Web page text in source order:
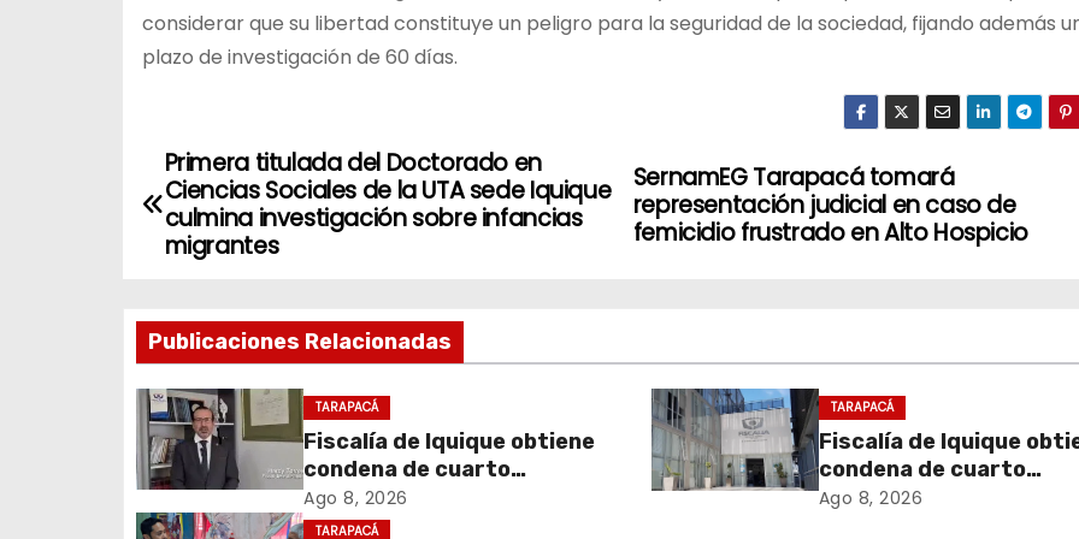
considerar que su libertad constituye un peligro para la seguridad de la sociedad, fijando además
plazo de investigación de 60 días.
N
a
e
g
a
c
i
SernamEG Tarapacá tomará
representación judicial en caso de
femicidio frustrado en Alto Hospicio
Primera titulada del Doctorado en
Ciencias Sociales de la UTA sede Iquique
culmina investigación sobre infancias
migrantes
Publicaciones Relacionadas
TARAPACÁ
Fiscalía de Iquique obtiene
condena de cuarto
participante en violento
asalto a comerciante
Ago 8, 2026
TARAPACÁ
Fiscalía de Iquique
condena de cuarto
participante en violento
Ago 8, 2026
TARAPACÁ